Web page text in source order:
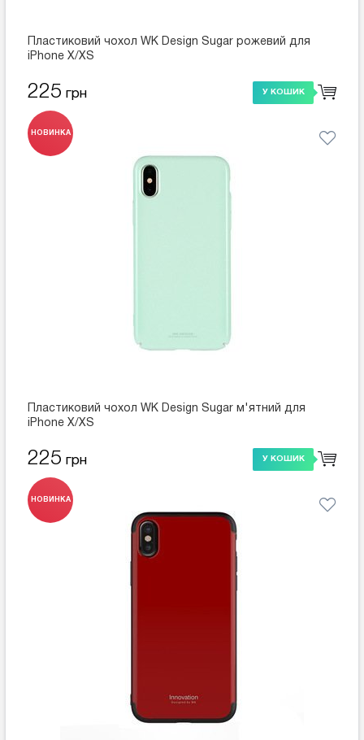
Пластиковий чохол WK Design Sugar рожевий для
iPhone X/XS
225 грн У КОШИК
НОВИНКА
Пластиковий чохол WK Design Sugar м'ятний для
iPhone X/XS
225 грн У КОШИК
НОВИНКА